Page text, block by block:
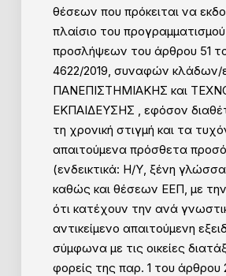
θέσεων που πρόκειται να
πλαίσιο του προγραμματισμού
προσλήψεων του άρθρου 51
4622/2019, συναφών κλάδων/
ΠΑΝΕΠΙΣΤΗΜΙΑΚΗΣ και
ΕΚΠΑΙΔΕΥΣΗΣ , εφόσον
τη χρονική στιγμή και τα
απαιτούμενα πρόσθετα
(ενδεικτικά: Η/Υ, ξένη
καθώς και θέσεων ΕΕΠ, με
ότι κατέχουν την ανά
αντικείμενο απαιτούμενη
σύμφωνα με τις οικείες
φορείς της παρ. 1 του άρθρου